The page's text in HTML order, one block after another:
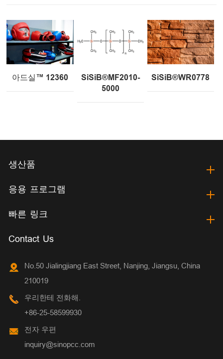
아드실™ 12360
SiSiB®MF2010-
5000
SiSiB®WR0778
생산품
응용 프로그램
빠른 링크
Contact Us
No.50 Jialingjiang East Street, Nanjing, Jiangsu, China
210019
우리한테 전화해.
+86-25-58599930
전자 우편
inquiry@sinopcc.com